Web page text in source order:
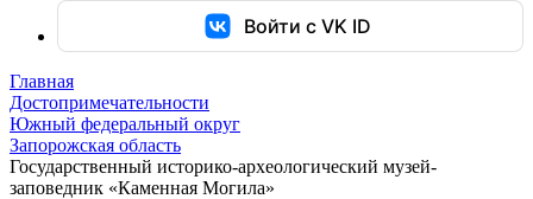
Войти с VK ID
Главная
Достопримечательности
Южный федеральный округ
Запорожская область
Государственный историко-археологический музей-
заповедник «Каменная Могила»